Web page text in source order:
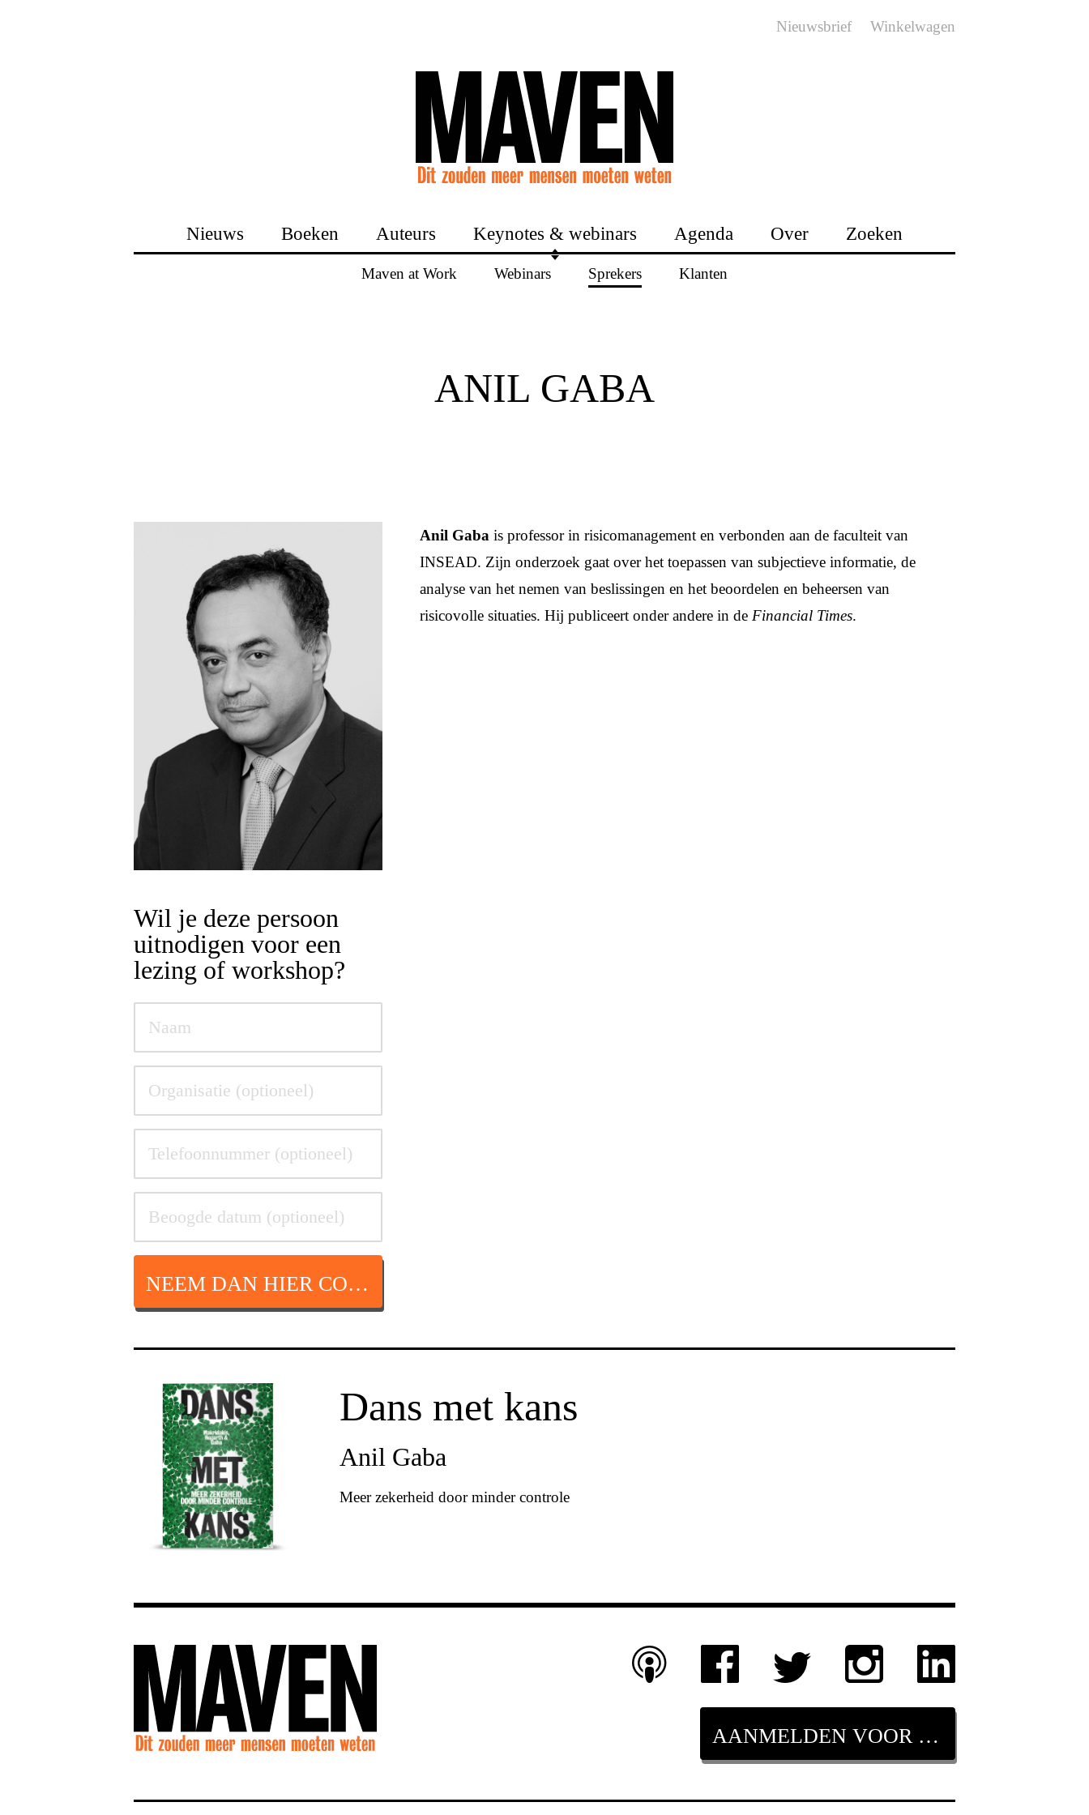
Nieuwsbrief Winkelwagen
Nieuws Boeken Auteurs Keynotes & webinars
Maven at Work Webinars Sprekers Klanten
Agenda Over Zoeken
ANIL GABA
Wil je deze persoon
uitnodigen voor een
lezing of workshop?
NEEM DAN HIER CONTACT OP
Anil Gaba is professor in risicomanagement en verbonden aan de faculteit van
INSEAD. Zijn onderzoek gaat over het toepassen van subjectieve informatie, de
analyse van het nemen van beslissingen en het beoordelen en beheersen van
risicovolle situaties. Hij publiceert onder andere in de Financial Times.
Dans met kans
Anil Gaba
Meer zekerheid door minder controle
AANMELDEN VOOR NIEUWSBRIEF